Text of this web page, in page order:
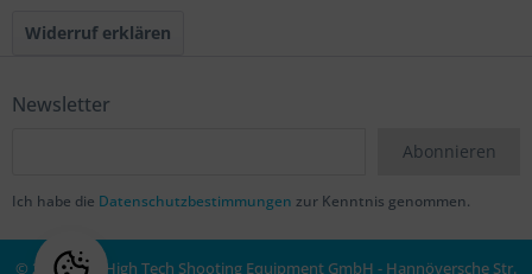
Widerruf erklären
Newsletter
Abonnieren
Ich habe die Datenschutzbestimmungen zur Kenntnis genommen.
© 2020 MEC High Tech Shooting Equipment GmbH - Hannöversche Str.